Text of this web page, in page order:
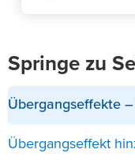
Springe zu
Übergangseffekte
Übergangseffekt